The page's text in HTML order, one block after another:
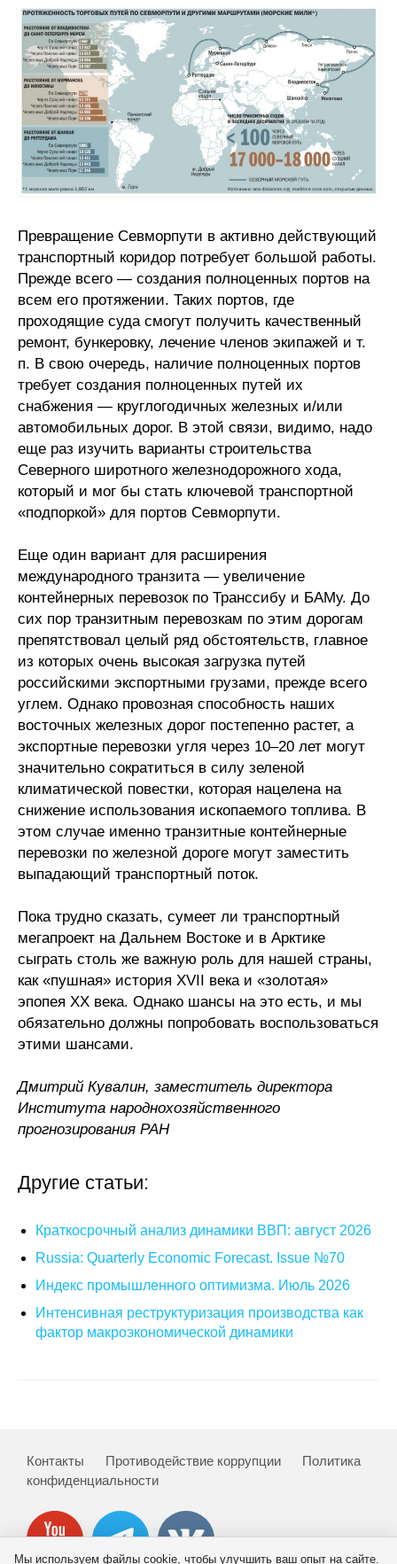
Превращение Севморпути в активно действующий
транспортный коридор потребует большой работы.
Прежде всего — создания полноценных портов на
всем его протяжении. Таких портов, где
проходящие суда смогут получить качественный
ремонт, бункеровку, лечение членов экипажей и т.
п. В свою очередь, наличие полноценных портов
требует создания полноценных путей их
снабжения — круглогодичных железных и/или
автомобильных дорог. В этой связи, видимо, надо
еще раз изучить варианты строительства
Северного широтного железнодорожного хода,
который и мог бы стать ключевой транспортной
«подпоркой» для портов Севморпути.
Еще один вариант для расширения
международного транзита — увеличение
контейнерных перевозок по Транссибу и БАМу. До
сих пор транзитным перевозкам по этим дорогам
препятствовал целый ряд обстоятельств, главное
из которых очень высокая загрузка путей
российскими экспортными грузами, прежде всего
углем. Однако провозная способность наших
восточных железных дорог постепенно растет, а
экспортные перевозки угля через 10–20 лет могут
значительно сократиться в силу зеленой
климатической повестки, которая нацелена на
снижение использования ископаемого топлива. В
этом случае именно транзитные контейнерные
перевозки по железной дороге могут заместить
выпадающий транспортный поток.
Пока трудно сказать, сумеет ли транспортный
мегапроект на Дальнем Востоке и в Арктике
сыграть столь же важную роль для нашей страны,
как «пушная» история XVII века и «золотая»
эпопея XX века. Однако шансы на это есть, и мы
обязательно должны попробовать воспользоваться
этими шансами.
Дмитрий Кувалин, заместитель директора
Института народнохозяйственного
прогнозирования РАН
Другие статьи:
Краткосрочный анализ динамики ВВП: август 2026
Russia: Quarterly Economic Forecast. Issue №70
Индекс промышленного оптимизма. Июль 2026
Интенсивная реструктуризация производства как
фактор макроэкономической динамики
Контакты Противодействие коррупции
Политика
конфиденциальности
Мы используем файлы cookie, чтобы улучшить ваш опыт на сайте.